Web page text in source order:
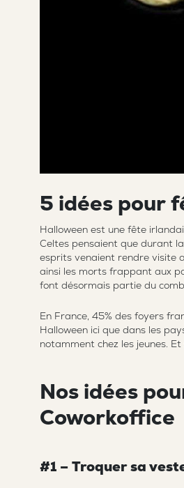
5 idées pourf
Halloween est une fête
Celtes pensaient que durant
esprits venaient rendre visite
ainsi les morts frappant aux
font désormais partie du
En France, 45% des foyers
Halloween ici que dans les
notamment chez les jeunes.
Nos idées
Coworkoffice
#1 – Troquer sa